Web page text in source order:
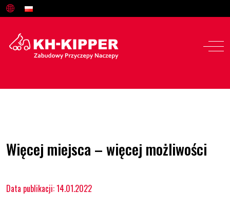
Więcej miejsca – więcej możliwości
Data publikacji: 14.01.2022